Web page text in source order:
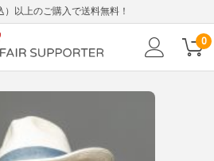
）以上のご購入で送料無料！
0